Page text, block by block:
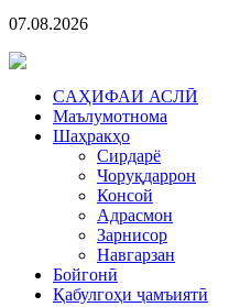
07.08.2026
CАҲИФАИ АСЛӢ
Маълумотнома
Шаҳракҳо
Сирдарё
Чоруқдаррон
Консой
Адрасмон
Зарнисор
Навгарзан
Бойгонӣ
Қабулгоҳи ҷамъиятӣ